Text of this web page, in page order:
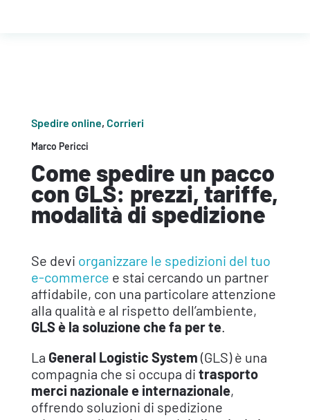
Spedire online, Corrieri
Marco Pericci
Come spedire un pacco
con GLS: prezzi, tariffe,
modalità di spedizione
Se devi organizzare le spedizioni del tuo
e-commerce e stai cercando un partner
affidabile, con una particolare attenzione
alla qualità e al rispetto dell’ambiente,
GLS è la soluzione che fa per te.
La General Logistic System (GLS) è una
compagnia che si occupa di trasporto
merci nazionale e internazionale,
offrendo soluzioni di spedizione